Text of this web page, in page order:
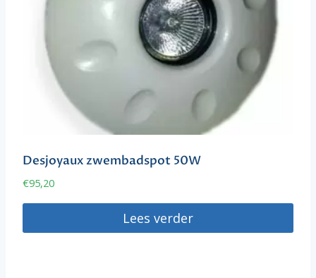
Desjoyaux zwembadspot 50W
€95,20
Lees verder